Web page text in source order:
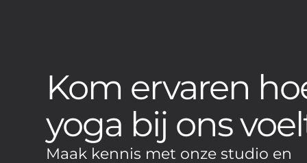
Kom ervaren
yoga bij ons
Maak kennis met onze studio en